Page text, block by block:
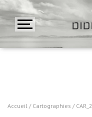
Accueil / Cartographies / CAR_2